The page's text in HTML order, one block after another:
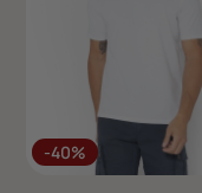
-40%